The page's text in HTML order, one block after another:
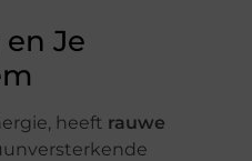
Je
heeft rauwe